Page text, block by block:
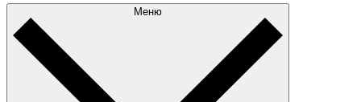
Меню